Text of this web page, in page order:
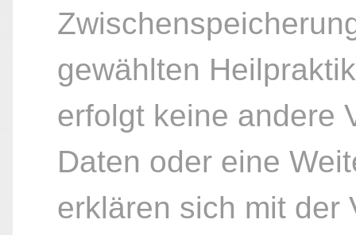
gewählten
erfolgt keine andere
Daten oder eine
erklären sich mit der